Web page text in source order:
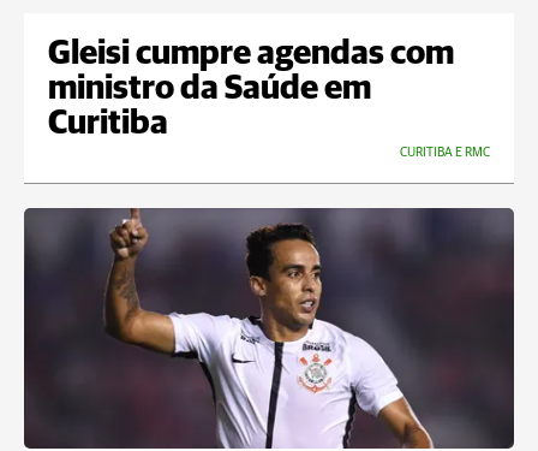
Gleisi cumpre agendas com
ministro da Saúde em
Curitiba
CURITIBA E RMC